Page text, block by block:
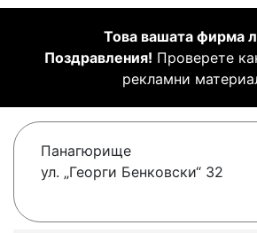
Това вашата фирма
Поздравления! Проверете
рекламни
Панагюрище
ул. „Георги Бенковски“ 32